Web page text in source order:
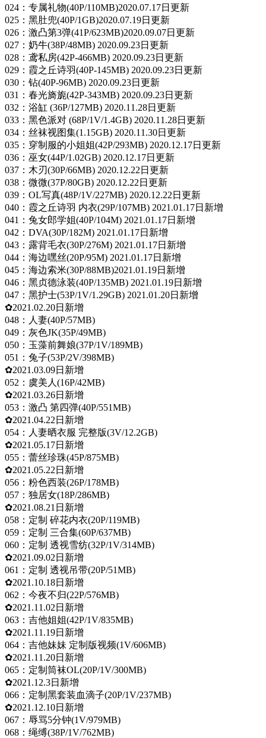
024：专属礼物(40P/110MB)2020.07.17日更新
025：黑肚兜(40P/1GB)2020.07.19日更新
026：激凸第3弹(41P/623MB)2020.09.07日更新
027：奶牛(38P/48MB) 2020.09.23日更新
028：鸢私房(42P-466MB) 2020.09.23日更新
029：霞之丘诗羽(40P-145MB) 2020.09.23日更新
030：钻(40P-96MB) 2020.09.23日更新
031：春光旖旎(42P-343MB) 2020.09.23日更新
032：浴缸 (36P/127MB) 2020.11.28日更新
033：黑色派对 (68P/1V/1.4GB) 2020.11.28日更新
034：丝袜视图集(1.15GB) 2020.11.30日更新
035：穿制服的小姐姐(42P/293MB) 2020.12.17日更新
036：巫女(44P/1.02GB) 2020.12.17日更新
037：木刃(30P/66MB) 2020.12.22日更新
038：微微(37P/80GB) 2020.12.22日更新
039：OL写真(48P/1V/227MB) 2020.12.22日更新
040：霞之丘诗羽 内衣(29P/107MB) 2021.01.17日新增
041：兔女郎学姐(40P/104M) 2021.01.17日新增
042：DVA(30P/182M) 2021.01.17日新增
043：露背毛衣(30P/276M) 2021.01.17日新增
044：海边嘿丝(20P/95M) 2021.01.17日新增
045：海边索米(30P/88MB)2021.01.19日新增
046：黑贞德泳装(40P/135MB) 2021.01.19日新增
047：黑护士(53P/1V/1.29GB) 2021.01.20日新增
✿2021.02.20日新增
048：人妻(40P/57MB)
049：灰色JK(35P/49MB)
050：玉藻前舞娘(37P/1V/189MB)
051：兔子(53P/2V/398MB)
✿2021.03.09日新增
052：虞美人(16P/42MB)
✿2021.03.26日新增
053：激凸 第四弹(40P/551MB)
✿2021.04.22日新增
054：人妻晒衣服 完整版(3V/12.2GB)
✿2021.05.17日新增
055：蕾丝珍珠(45P/875MB)
✿2021.05.22日新增
056：粉色西装(26P/178MB)
057：独居女(18P/286MB)
✿2021.08.21日新增
058：定制 碎花内衣(20P/119MB)
059：定制 三合集(60P/637MB)
060：定制 透视雪纺(32P/1V/314MB)
✿2021.09.02日新增
061：定制 透视吊带(20P/51MB)
✿2021.10.18日新增
062：今夜不归(22P/576MB)
✿2021.11.02日新增
063：吉他姐姐(42P/1V/835MB)
✿2021.11.19日新增
064：吉他妹妹 定制版视频(1V/606MB)
✿2021.11.20日新增
065：定制筒袜OL(20P/1V/300MB)
✿2021.12.3日新增
066：定制黑套装血滴子(20P/1V/237MB)
✿2021.12.10日新增
067：辱骂5分钟(1V/979MB)
068：绳缚(38P/1V/762MB)